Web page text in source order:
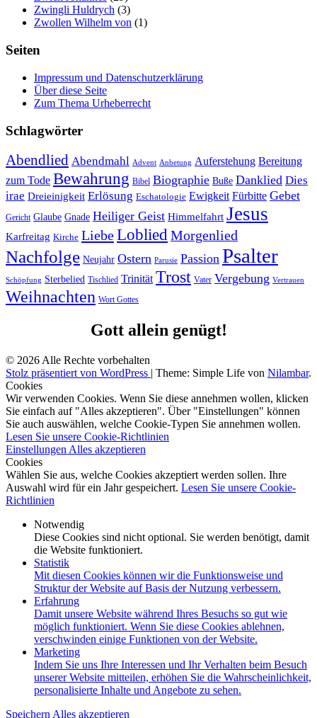
Zwingli Huldrych (3)
Zwollen Wilhelm von (1)
Seiten
Impressum und Datenschutzerklärung
Über diese Seite
Zum Thema Urheberrecht
Schlagwörter
Abendlied Abendmahl Advent Anbetung Auferstehung Bereitung
zum Tode Bewahrung Bibel Biographie Buße Danklied Dies
irae Dreieinigkeit Erlösung Eschatologie Ewigkeit Fürbitte Gebet
Gericht Glaube Gnade Heiliger Geist Himmelfahrt Jesus
Karfreitag Kirche LiebeLobliedMorgenlied
Nachfolge Neujahr Ostern Parusie Passion Psalter
Schöpfung Sterbelied Tischlied Trinität Trost Vater Vergebung Vertrauen
Weihnachten Wort Gottes
Gott allein genügt!
© 2026 Alle Rechte vorbehalten
Stolz präsentiert von WordPress | Theme: Simple Life von Nilambar.
Cookies
Wir verwenden Cookies. Wenn Sie diese annehmen wollen, klicken
Sie einfach auf "Alles akzeptieren". Über "Einstellungen" können
Sie auch auswählen, welche Cookie-Typen Sie annehmen wollen.
Lesen Sie unsere Cookie-Richtlinien
Einstellungen Alles akzeptieren
Cookies
Wählen Sie aus, welche Cookies akzeptiert werden sollen. Ihre
Auswahl wird für ein Jahr gespeichert. Lesen Sie unsere Cookie-
Richtlinien
Notwendig
Diese Cookies sind nicht optional. Sie werden benötigt, damit
die Website funktioniert.
Statistik
Mit diesen Cookies können wir die Funktionsweise und
Struktur der Website auf Basis der Nutzung verbessern.
Erfahrung
Damit unsere Website während Ihres Besuchs so gut wie
möglich funktioniert. Wenn Sie diese Cookies ablehnen,
verschwinden einige Funktionen von der Website.
Marketing
Indem Sie uns Ihre Interessen und Ihr Verhalten beim Besuch
unserer Website mitteilen, erhöhen Sie die Wahrscheinlichkeit,
personalisierte Inhalte und Angebote zu sehen.
Speichern Alles akzeptieren